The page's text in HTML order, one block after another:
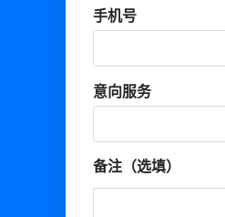
手机号
意向服务
备注（选填）